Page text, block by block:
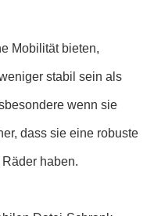
Mobilität bieten,
stabil sein als
wenn sie
dass sie eine robuste
haben.